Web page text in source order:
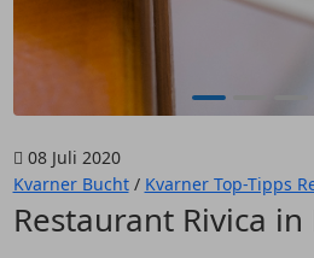
08 Juli 2020
Kvarner Bucht/ Kvarner Top-Tipps
Restaurant Rivica